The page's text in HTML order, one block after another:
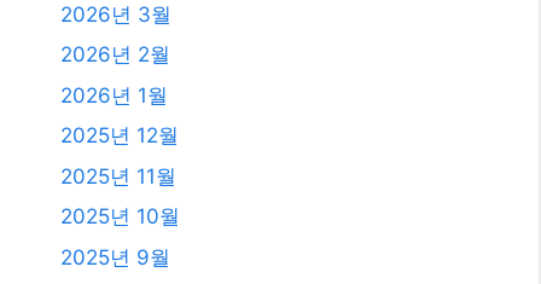
2026년 3월
2026년 2월
2026년 1월
2025년 12월
2025년 11월
2025년 10월
2025년 9월